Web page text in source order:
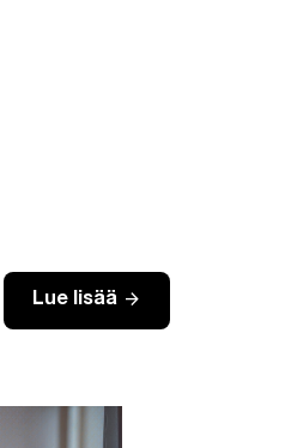
Lue lisää arrow_forward